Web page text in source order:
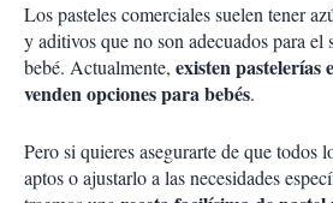
Los pasteles comerciales suelen tener
y aditivos que no son adecuados para el
bebé. Actualmente, existen pastelerías
venden opciones para bebés.
Pero si quieres asegurarte de que todos
aptos o ajustarlo a las necesidades